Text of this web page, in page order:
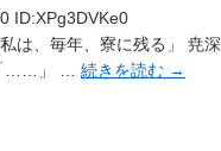
ID:XPg3DVKe0
は、毎年、寮に残る」 尭深
……」 … 続きを読む →